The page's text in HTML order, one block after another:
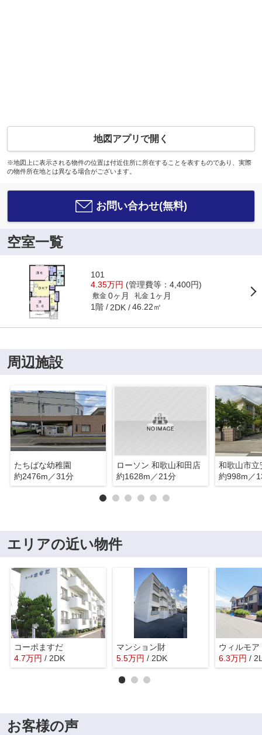
地図アプリで開く
※地図上に表示される物件の位置は付近住所に所在することを表すものであり、実際
の物件所在地とは異なる場合がございます。
お問い合わせ(無料)
空室一覧
101
4.35万円 (管理費等：4,400円)
敷金 0ヶ月 礼金 1ヶ月
1階 2DK 46.22㎡
周辺施設
たちばな幼稚園
約2476m／31分
ローソン 和歌山和田店
約1628m／21分
和歌山市立
約998m／
エリアの近い物件
コーポますだ
4.7万円 / 2DK
マンション財
5.5万円 / 2DK 6.3万円 /
お客様の声